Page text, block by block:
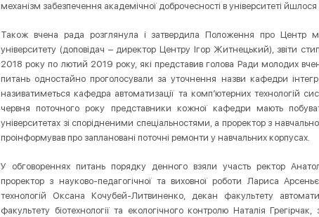
механізм забезпечення академічної доброчесності в університеті
Також вчена рада розглянула і затвердила Положення про Центр
університету (доповідач – директор Центру Ігор Житнецький), звіти
2018 року по лютий 2019 року, які представив голова Ради молодих
питань одностайно проголосували за уточнення назви кафедри
називатиметься кафедра автоматизації та комп’ютерних технологій
червня поточного року представники кожної кафедри мають
університетах зі спорідненими спеціальностями, а проректор з
проінформував про заплановані поточні ремонти у навчальних корпусах.
У обговореннях питань порядку денного взяли участь ректор
проректор з науково-педагогічної та виховної роботи Лариса
технологій Оксана Кочубей-Литвиненко, декан факультету
факультету біотехнології та екологічного контролю Наталія